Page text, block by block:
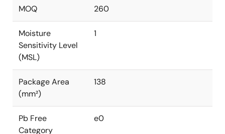
MOQ 260
Moisture
Sensitivity Level
(MSL)
1
Package Area
(mm²)
138
Pb Free
Category
e0